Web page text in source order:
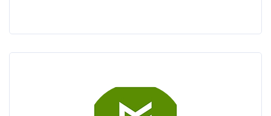
Xưởng Gỗ Công Nghiệp